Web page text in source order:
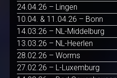
24.04.26 – Lingen
10.04. & 11.04.26 – Bonn
14.03.26 – NL-Middelburg
13.03.26 – NL-Heerlen
28.02.26 – Worms
27.02.26 – L-Luxemburg